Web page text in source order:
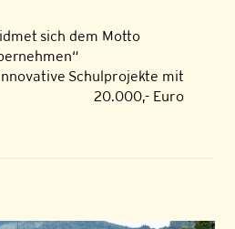
sich dem Motto
Schulprojekte mit
20.000,- Euro